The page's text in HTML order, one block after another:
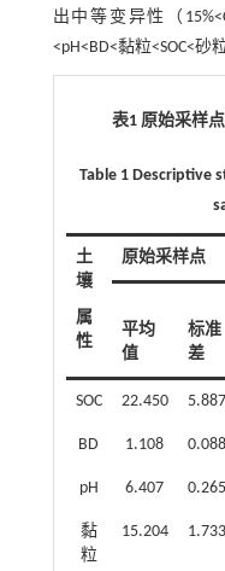
出中等变异性（
<pH<BD<黏粒<SOC<砂粒
表1 原始采样
Table 1 Descriptive
土
壤
属
性
原始采样点
平均
值
标准
差
SOC 22.450 5.887
BD 1.108 0.088
pH 6.407 0.265
黏
粒
15.204 1.733